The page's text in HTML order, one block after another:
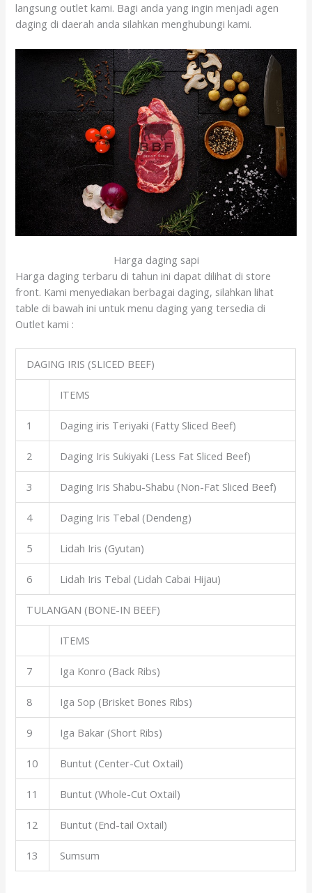
langsung outlet kami. Bagi anda yang ingin menjadi agen
daging di daerah anda silahkan menghubungi kami.
Harga daging sapi
Harga daging terbaru di tahun ini dapat dilihat di store
front. Kami menyediakan berbagai daging, silahkan lihat
table di bawah ini untuk menu daging yang tersedia di
Outlet kami :
DAGING IRIS (SLICED BEEF)
ITEMS
1 Daging iris Teriyaki (Fatty Sliced Beef)
2 Daging Iris Sukiyaki (Less Fat Sliced Beef)
3 Daging Iris Shabu-Shabu (Non-Fat Sliced Beef)
4 Daging Iris Tebal (Dendeng)
5 Lidah Iris (Gyutan)
6 Lidah Iris Tebal (Lidah Cabai Hijau)
TULANGAN (BONE-IN BEEF)
ITEMS
7 Iga Konro (Back Ribs)
8 Iga Sop (Brisket Bones Ribs)
9 Iga Bakar (Short Ribs)
10 Buntut (Center-Cut Oxtail)
11 Buntut (Whole-Cut Oxtail)
12 Buntut (End-tail Oxtail)
13 Sumsum